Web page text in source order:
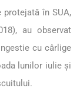
protejată în SUA,
au observat
cu cârlige
lunilor iulie și